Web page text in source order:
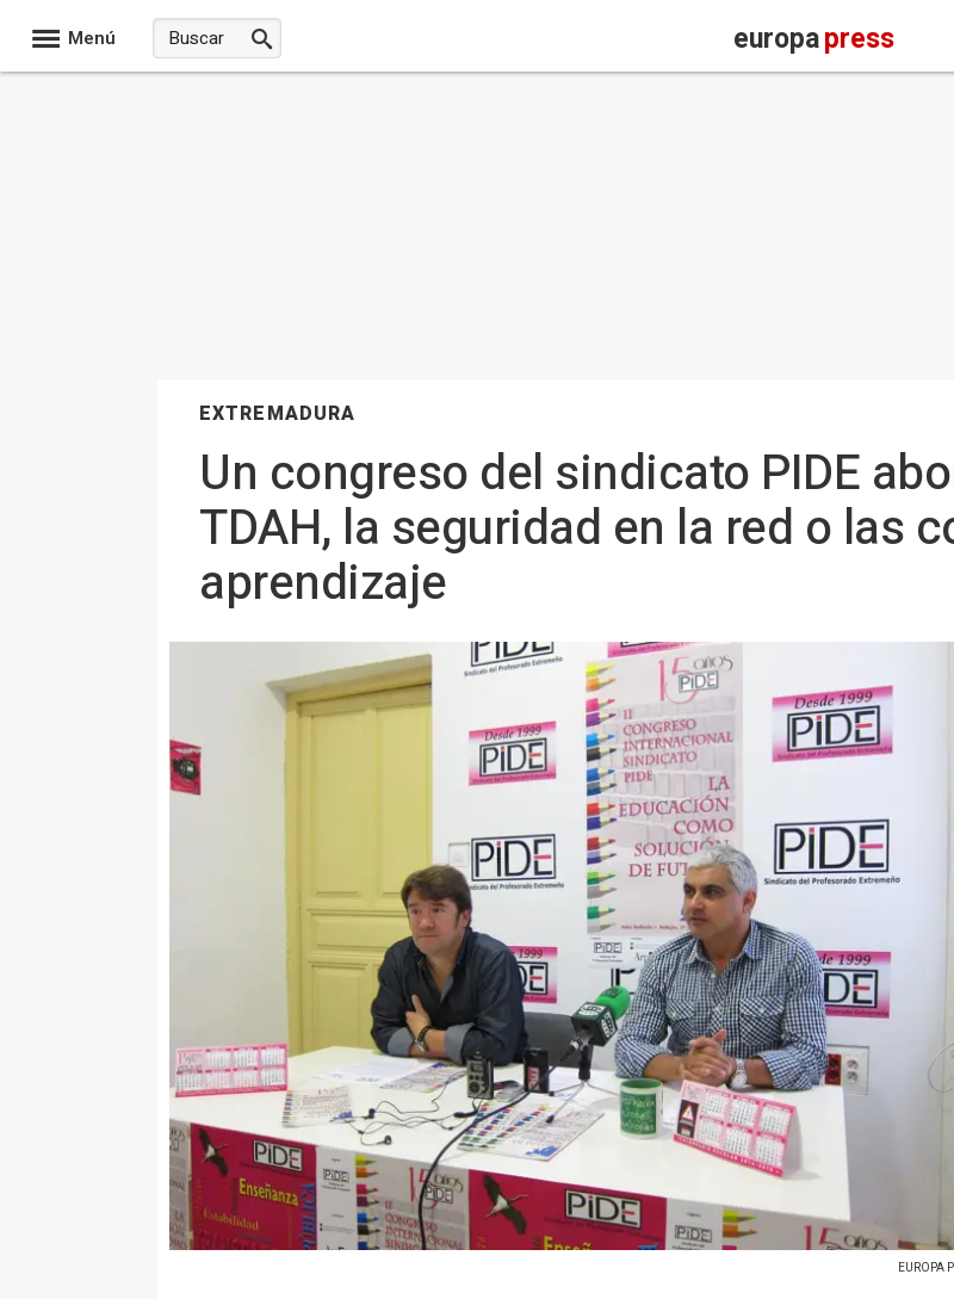
Menú europapress
EXTREMADURA
Un congreso del sindicato PIDE
TDAH, la seguridad en la red o las
aprendizaje
EUROPA